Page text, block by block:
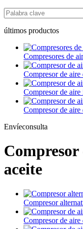
últimos productos
Compresores de
Compresor de
Compresor de
Compresor de
Envíeconsulta
Compresor
aceite
Compresor
Compresor de aire